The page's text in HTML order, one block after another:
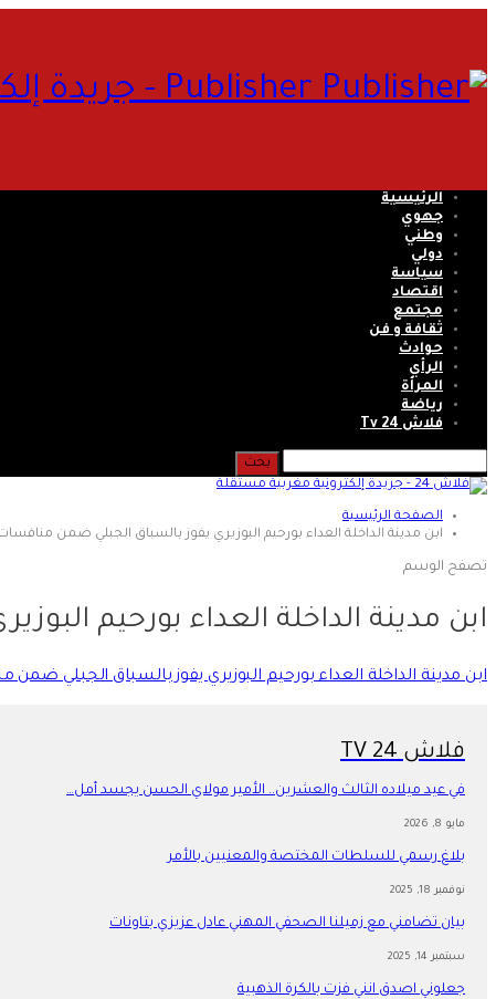
Publisher - جريدة إلكترونية مغربية مستقلة
الرئيسية
جهوي
وطني
دولي
سياسة
اقتصاد
مجتمع
ثقافة و فن
حوادث
الرأي
المرأة
رياضة
فلاش 24 Tv
الصفحة الرئيسية
ابن مدينة الداخلة العداء بورحيم البوزيري يفوز بالسباق الجبلي ضمن منافسات
تصفح الوسم
ابن مدينة الداخلة العداء بورحيم
ابن مدينة الداخلة العداء بورحيم البوزيري يفوز بالسباق الجبلي
فلاش 24 TV
في عيد ميلاده الثالث والعشرين.. الأمير مولاي الحسن يجسد أمل…
مايو 8, 2026
بلاغ رسمي للسلطات المختصة والمعنيين بالأمر
نوفمبر 18, 2025
بيان تضامني مع زميلنا الصحفي المهني عادل عزيزي بتاونات
سبتمبر 14, 2025
جعلوني اصدق انني فزت بالكرة الذهبية